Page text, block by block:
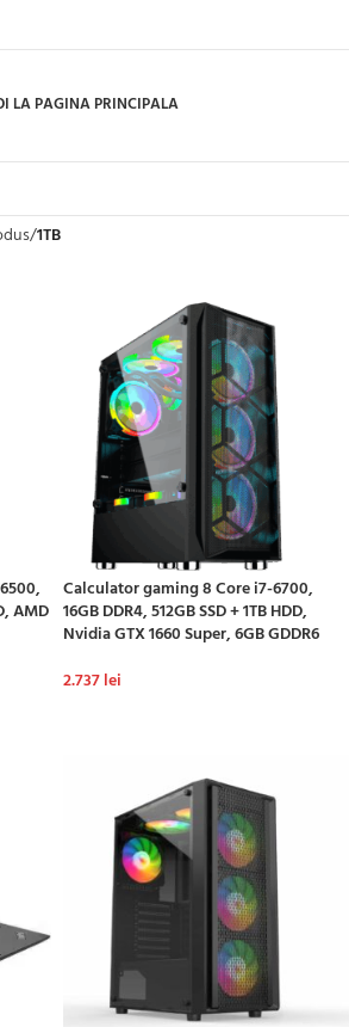
LA PAGINA PRINCIPALA
/1TB
AMD
Calculator gaming 8 Core i7-6700,
16GB DDR4, 512GB SSD + 1TB HDD,
Nvidia GTX 1660 Super, 6GB GDDR6
2.737lei